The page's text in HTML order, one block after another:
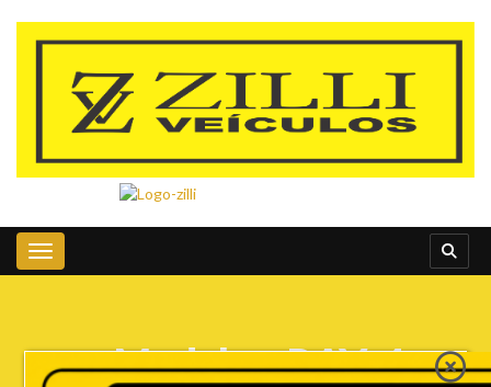
Toggle navigation
» Modelo » RAV-4